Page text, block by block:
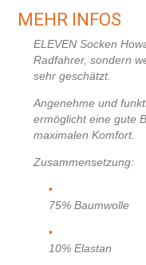
MEHR INFOS
ELEVEN Socken
Radfahrer, sondern
sehr geschätzt.
Angenehme und
ermöglicht eine gute
maximalen Komfort.
Zusammensetzung:
75% Baumwolle
10% Elastan